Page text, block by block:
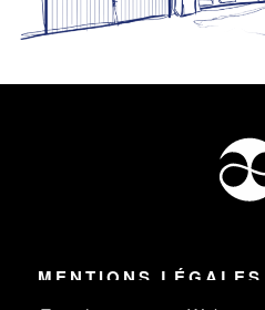
MENTIONS LÉGALES